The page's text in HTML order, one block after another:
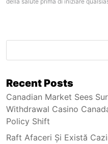
Recent Posts
Canadian Market Sees
Withdrawal Casino
Policy Shift
Raft Afaceri Și Există